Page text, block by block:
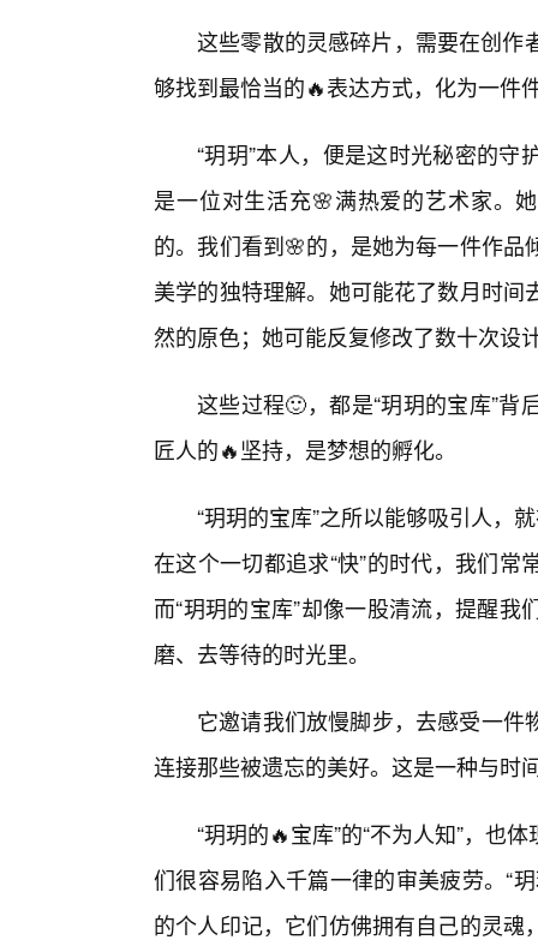
这些零散的灵感碎片，需要在创作
够找到最恰当的🔥表达方式，化为一件
“玥玥”本人，便是这时光秘密的
是一位对生活充🌸满热爱的艺术家。
的。我们看到🌸的，是她为每一件作
美学的独特理解。她可能花了数月时
然的原色；她可能反复修改了数十次设
这些过程🙂，都是“玥玥的宝库”
匠人的🔥坚持，是梦想的孵化。
“玥玥的宝库”之所以能够吸引人，
在这个一切都追求“快”的时代，我们
而“玥玥的宝库”却像一股清流，提醒
磨、去等待的时光里。
它邀请我们放慢脚步，去感受一
连接那些被遗忘的美好。这是一种与时
“玥玥的🔥宝库”的“不为人知”，也
们很容易陷入千篇一律的审美疲劳。“
的个人印记，它们仿佛拥有自己的灵